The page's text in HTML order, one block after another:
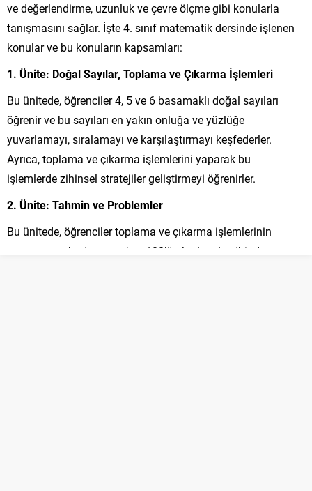
ve değerlendirme, uzunluk ve çevre ölçme gibi konularla
tanışmasını sağlar. İşte 4. sınıf matematik dersinde işlenen
konular ve bu konuların kapsamları:
1. Ünite: Doğal Sayılar, Toplama ve Çıkarma İşlemleri
Bu ünitede, öğrenciler 4, 5 ve 6 basamaklı doğal sayıları
öğrenir ve bu sayıları en yakın onluğa ve yüzlüğe
yuvarlamayı, sıralamayı ve karşılaştırmayı keşfederler.
Ayrıca, toplama ve çıkarma işlemlerini yaparak bu
işlemlerde zihinsel stratejiler geliştirmeyi öğrenirler.
2. Ünite: Tahmin ve Problemler
Bu ünitede, öğrenciler toplama ve çıkarma işlemlerinin
sonucunu tahmin etmeyi ve 100’ün katlarıyla zihinden